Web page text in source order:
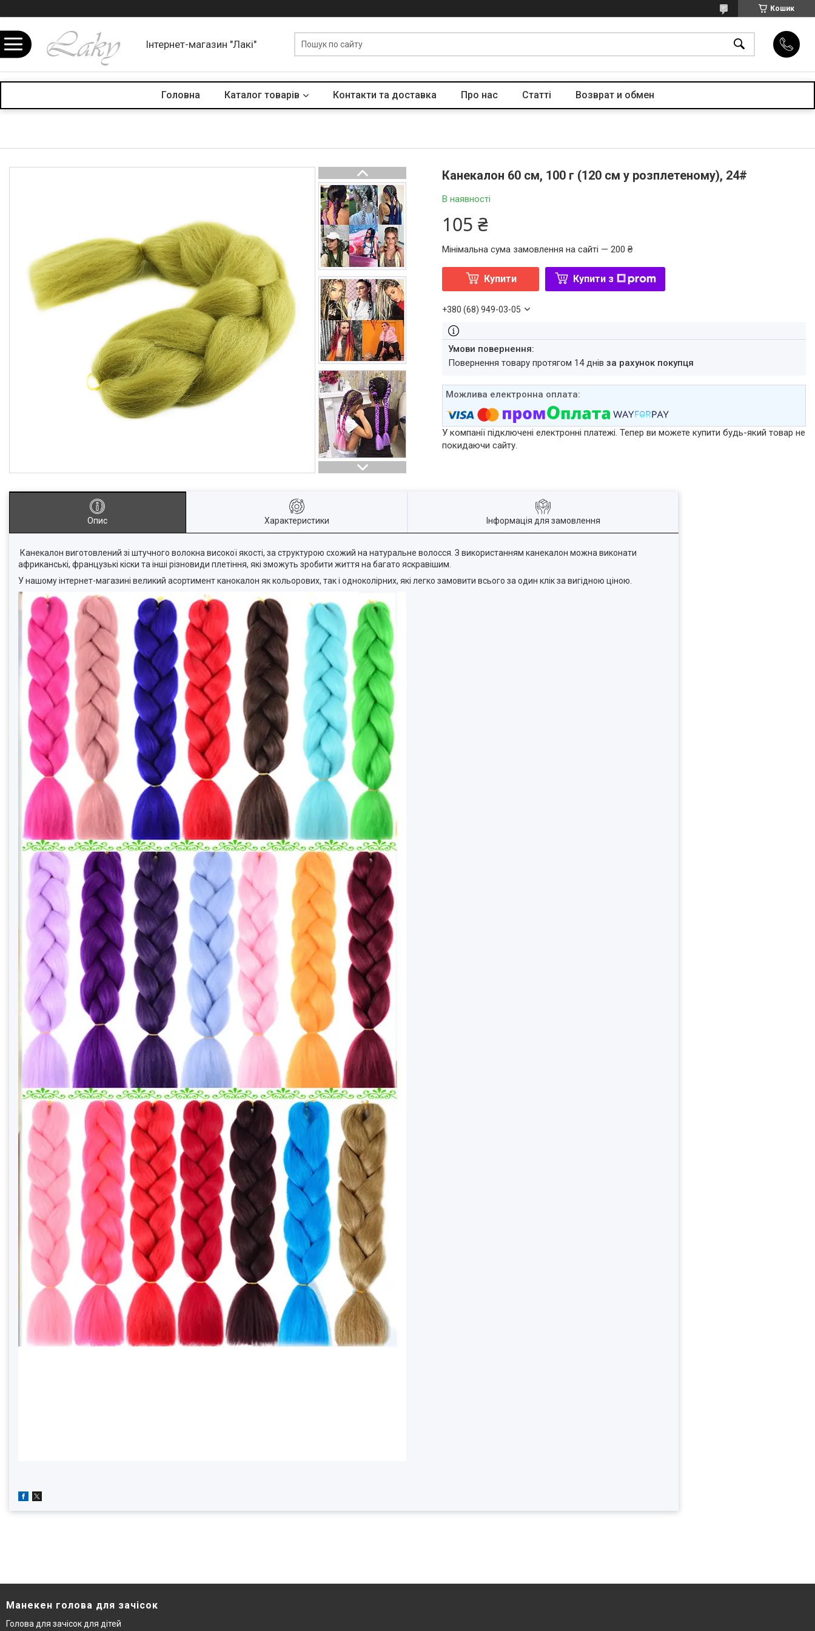
Кошик
Інтернет-магазин "Лакі"
Головна Каталог товарів Контакти та доставка Про нас Статті Возврат и обмен
Канекалон 60 см, 100 г (120 см у розплетеному), 24#
В наявності
105 ₴
Мінімальна сума замовлення на сайті — 200 ₴
Купити Купити з
+380 (68) 949-03-05
повернення товару протягом 14 днівза рахунок покупця
У компанії підключені електронні платежі. Тепер ви можете купити будь-який товар не
покидаючи сайту.
Опис Характеристики Інформація для замовлення
Канекалон виготовлений зі штучного волокна високої якості, за структурою схожий на натуральне волосся. З використанням канекалон можна виконати
африканські, французькі кіски та інші різновиди плетіння, які зможуть зробити життя на багато яскравішим.
У нашому інтернет-магазині великий асортимент канокалон як кольорових, так і одноколірних, які легко замовити всього за один клік за вигідною ціною.
Манекен голова для зачісок
Голова для зачісок для дітей